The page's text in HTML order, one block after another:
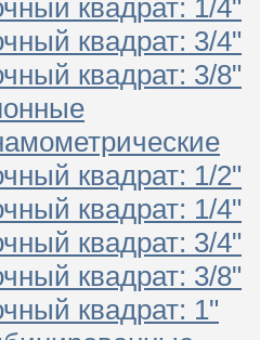
квадрат: 1/4"
квадрат: 3/4"
квадрат: 3/8"
квадрат: 1/2"
квадрат: 1/4"
квадрат: 3/4"
квадрат: 3/8"
квадрат: 1"